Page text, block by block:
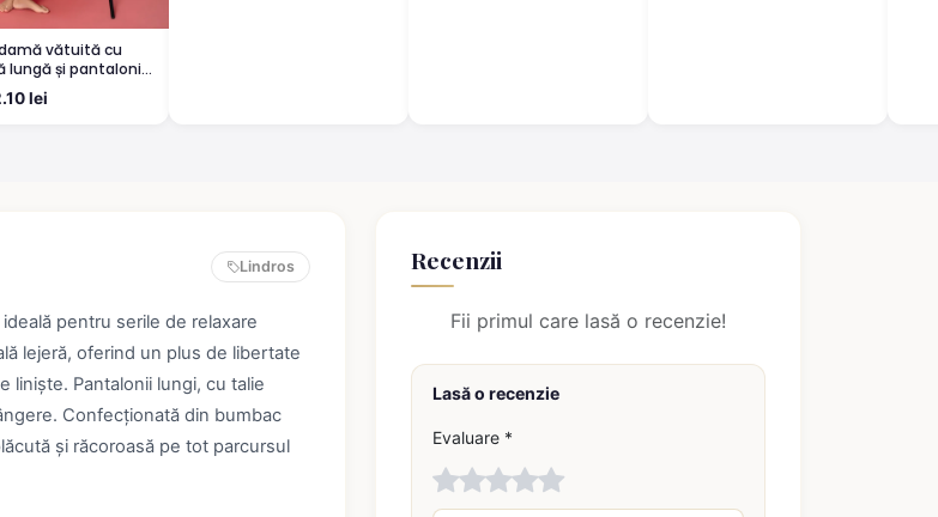
vătuită cu
lungă și pantaloni
bumbac, imprimeu
lei
Lindros
pentru serile de relaxare
lejeră, oferind un plus de libertate
liniște. Pantalonii lungi, cu talie
Confecționată din bumbac
și răcoroasă pe tot parcursul
Recenzii
Fii primul care lasă o recenzie!
Lasă o recenzie
Evaluare *